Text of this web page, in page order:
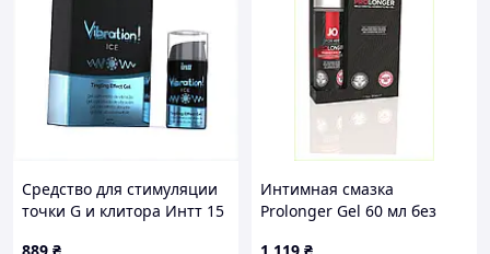
Средство для стимуляции
точки G и клитора Интт 15
Интимная смазка
Prolonger Gel 60 мл без